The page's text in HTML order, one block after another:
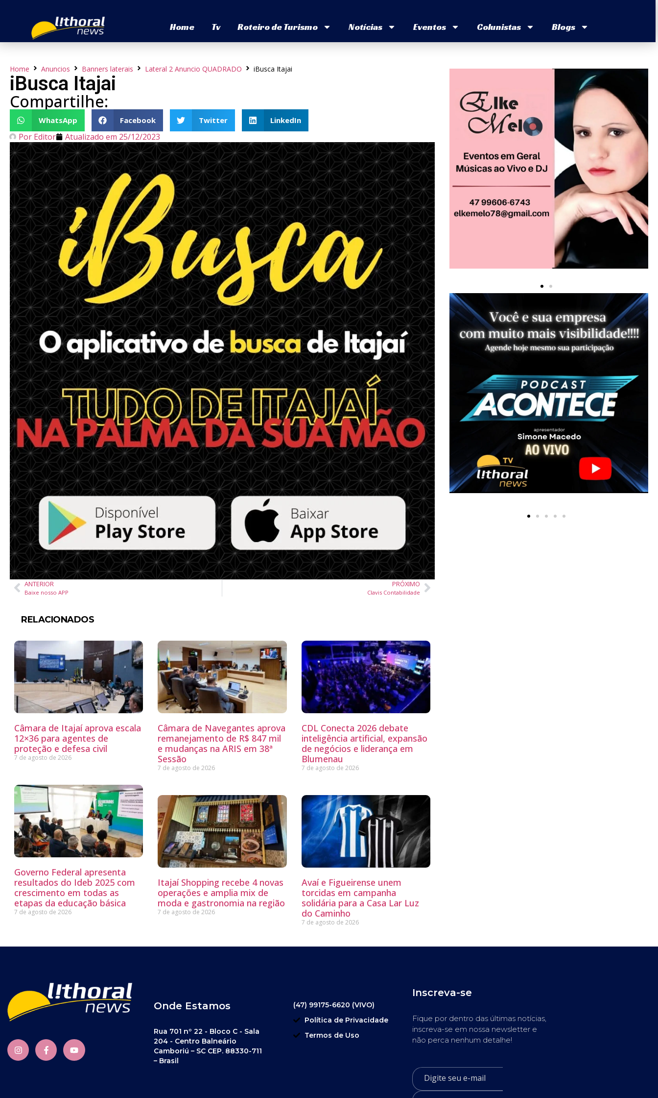
Home Tv Roteiro de Turismo Notícias Eventos Colunistas Blogs
Home Anuncios Banners laterais Lateral 2 Anuncio QUADRADO iBusca Itajai
iBusca Itajai
Compartilhe:
WhatsApp Facebook Twitter LinkedIn
Por Editor Atualizado em 25/12/2023
ANTERIOR
Baixe nosso APP
PRÓXIMO
Clavis Contabilidade
RELACIONADOS
Câmara de Itajaí aprova escala
12×36 para agentes de
proteção e defesa civil
7 de agosto de 2026
Câmara de Navegantes aprova
remanejamento de R$ 847 mil
e mudanças na ARIS em 38ª
Sessão
7 de agosto de 2026
CDL Conecta 2026 debate
inteligência artificial, expansão
de negócios e liderança em
Blumenau
7 de agosto de 2026
Governo Federal apresenta
resultados do Ideb 2025 com
crescimento em todas as
etapas da educação básica
7 de agosto de 2026
Itajaí Shopping recebe 4 novas
operações e amplia mix de
moda e gastronomia na região
7 de agosto de 2026
Avaí e Figueirense unem
torcidas em campanha
solidária para a Casa Lar Luz
do Caminho
7 de agosto de 2026
Onde Estamos
Rua 701 nº 22 - Bloco C - Sala
204 - Centro Balneário
Camboriú – SC CEP. 88330-711
– Brasil
(47) 99175-6620 (VIVO)
Política de Privacidade
Termos de Uso
Inscreva-se
Fique por dentro das últimas notícias,
inscreva-se em nossa newsletter e
não perca nenhum detalhe!